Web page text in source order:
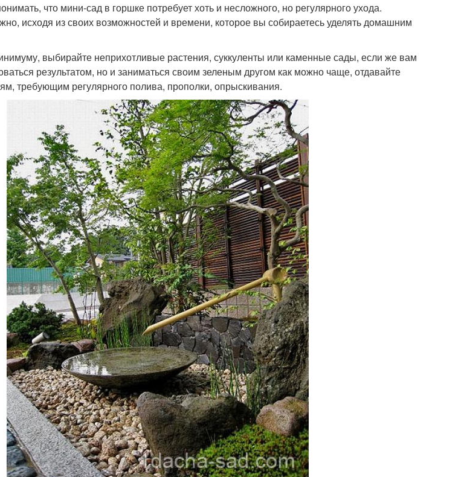
что мини-сад в горшке потребует хоть и несложного, но регулярного ухода.
исходя из своих возможностей и времени, которое вы собираетесь уделять домашним
выбирайте неприхотливые растения, суккуленты или каменные сады, если же вам
результатом, но и заниматься своим зеленым другом как можно чаще, отдавайте
требующим регулярного полива, прополки, опрыскивания.